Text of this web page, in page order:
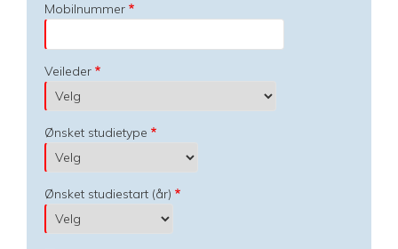
Mobilnummer
Veileder
Ønsket studietype
Ønsket studiestart (år)